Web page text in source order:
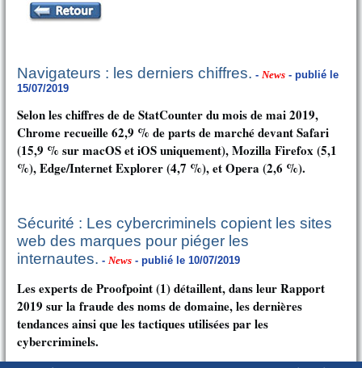
Navigateurs : les derniers chiffres. - News - publié le
15/07/2019
Selon les chiffres de de StatCounter du mois de mai 2019,
Chrome recueille 62,9 % de parts de marché devant Safari
(15,9 % sur macOS et iOS uniquement), Mozilla Firefox (5,1
%), Edge/Internet Explorer (4,7 %), et Opera (2,6 %).
Sécurité : Les cybercriminels copient les sites
web des marques pour piéger les
internautes. - News - publié le 10/07/2019
Les experts de Proofpoint (1) détaillent, dans leur Rapport
2019 sur la fraude des noms de domaine, les dernières
tendances ainsi que les tactiques utilisées par les
cybercriminels.